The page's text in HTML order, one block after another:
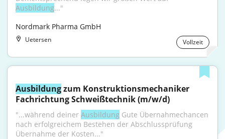
Ausbildung..."
Nordmark Pharma GmbH
Uetersen Vollzeit
Ausbildung zum Konstruktionsmechaniker
Fachrichtung Schweißtechnik (m/w/d)
"...während deiner Ausbildung Gute Übernahmechancen
nach erfolgreichem Bestehen der Abschlussprüfung
Übernahme der Kosten..."